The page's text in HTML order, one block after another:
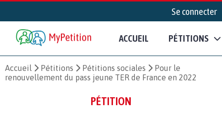
Se connecter
ACCUEIL PÉTITIONS
Accueil Pétitions Pétitions sociales
Pour le
renouvellement du pass jeune TER de France en 2022
PÉTITION